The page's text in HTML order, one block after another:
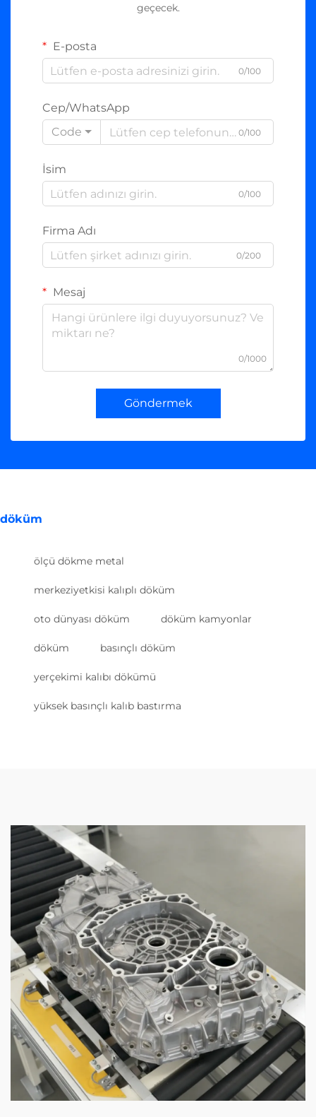
geçecek.
E-posta
0/100
Cep/WhatsApp
Code
0/100
İsim
0/100
Firma Adı
0/200
Mesaj
0/1000
Göndermek
döküm
ölçü dökme metal
merkeziyetkisi kalıplı döküm
oto dünyası döküm döküm kamyonlar
döküm basınçlı döküm
yerçekimi kalıbı dökümü
yüksek basınçlı kalıb bastırma